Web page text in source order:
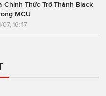
Chính Thức Trở Thành Black
MCU
07, 16:47